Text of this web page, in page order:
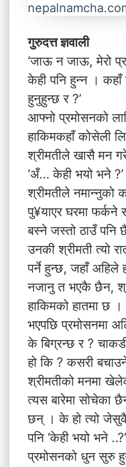
गुरुदत्त ज्ञवाली
‘जाऊ न जाऊ, मेरो
केही पनि हुन्न । कहाँ
हुनुहुन्छ र ?’
आफ्नो प्रमोसनको
हाकिमकहाँ कोसेली
श्रीमतीले खासै मन
‘अँ… केही भयो भने ?’
श्रीमतीले नमान्नुको
पु¥याएर घरमा
बस्ने जस्तो ठाउँ
उनकी श्रीमती त्यो
पर्ने हुन्छ, जहाँ अहिले
नजानु त भएकै छैन,
हाकिमको हातमा छ ।
भएपछि प्रमोसनमा
के बिग्रन्छ र ?
हो कि ? कसरी
श्रीमतीको मनमा
त्यस बारेमा सोचेका
छन् । के हो त्यो
पनि ‘केही भयो भने
प्रमोसनको धुन सुरु